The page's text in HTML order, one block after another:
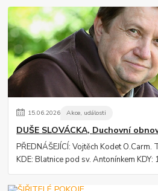
15.06.2026 Akce, události
DUŠE SLOVÁCKA, Duchovní
PŘEDNÁŠEJÍCÍ: Vojtěch Kodet
KDE: Blatnice pod sv. Antonínkem KDY: